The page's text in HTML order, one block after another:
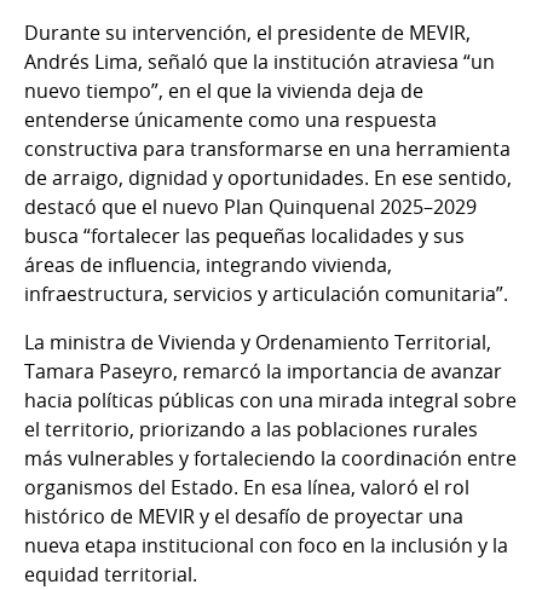
Durante su intervención, el presidente de MEVIR,
Andrés Lima, señaló que la institución atraviesa “un
nuevo tiempo”, en el que la vivienda deja de
entenderse únicamente como una respuesta
constructiva para transformarse en una herramienta
de arraigo, dignidad y oportunidades. En ese sentido,
destacó que el nuevo Plan Quinquenal 2025–2029
busca “fortalecer las pequeñas localidades y sus
áreas de influencia, integrando vivienda,
infraestructura, servicios y articulación comunitaria”.
La ministra de Vivienda y Ordenamiento Territorial,
Tamara Paseyro, remarcó la importancia de avanzar
hacia políticas públicas con una mirada integral sobre
el territorio, priorizando a las poblaciones rurales
más vulnerables y fortaleciendo la coordinación entre
organismos del Estado. En esa línea, valoró el rol
histórico de MEVIR y el desafío de proyectar una
nueva etapa institucional con foco en la inclusión y la
equidad territorial.